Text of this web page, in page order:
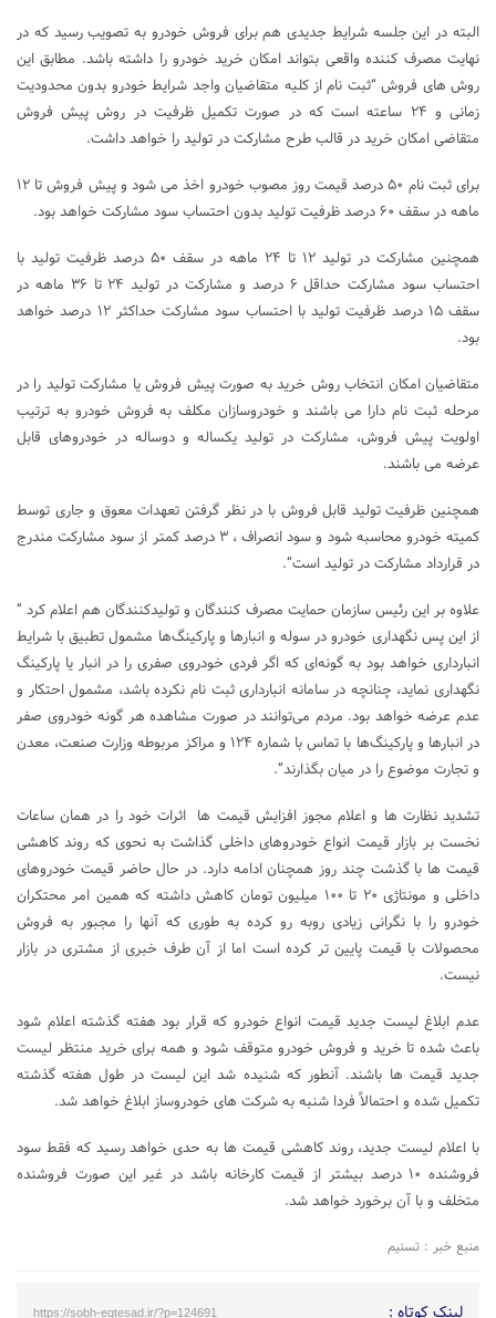
البته در این جلسه شرایط جدیدی هم برای فروش خودرو به تصویب رسید که در
نهایت مصرف کننده واقعی بتواند امکان خرید خودرو را داشته باشد. مطابق این
روش های فروش “ثبت نام از کلیه متقاضیان واجد شرایط خودرو بدون محدودیت
زمانی و ۲۴ ساعته است که در صورت تکمیل ظرفیت در روش پیش فروش
متقاضی امکان خرید در قالب طرح مشارکت در تولید را خواهد داشت.
برای ثبت نام ۵۰ درصد قیمت روز مصوب خودرو اخذ می شود و پیش فروش تا ۱۲
ماهه در سقف ۶۰ درصد ظرفیت تولید بدون احتساب سود مشارکت خواهد بود.
همچنین مشارکت در تولید ۱۲ تا ۲۴ ماهه در سقف ۵۰ درصد ظرفیت تولید با
احتساب سود مشارکت حداقل ۶ درصد و مشارکت در تولید ۲۴ تا ۳۶ ماهه در
سقف ۱۵ درصد ظرفیت تولید با احتساب سود مشارکت حداکثر ۱۲ درصد خواهد
بود.
متقاضیان امکان انتخاب روش خرید به صورت پیش فروش یا مشارکت تولید را در
مرحله ثبت نام دارا می باشند و خودروسازان مکلف به فروش خودرو به ترتیب
اولویت پیش فروش، مشارکت در تولید یکساله و دوساله در خودروهای قابل
عرضه می باشند.
همچنین ظرفیت تولید قابل فروش با در نظر گرفتن تعهدات معوق و جاری توسط
کمیته خودرو محاسبه شود و سود انصراف ، ۳ درصد کمتر از سود مشارکت مندرج
در قرارداد مشارکت در تولید است”.
علاوه بر این رئیس سازمان حمایت مصرف کنندگان و تولیدکنندگان هم اعلام کرد ”
از این پس نگهداری خودرو در سوله و انبار‌ها و پارکینگ‌ها مشمول تطبیق با شرایط
انبارداری خواهد بود به گونه‌ای که اگر فردی خودروی صفری را در انبار یا پارکینگ
نگهداری نماید، چنانچه در سامانه انبارداری ثبت نام نکرده باشد، مشمول احتکار و
عدم عرضه خواهد بود. مردم می‌توانند در صورت مشاهده هر گونه خودروی صفر
در انبار‌ها و پارکینگ‌ها با تماس با شماره ۱۲۴ و مراکز مربوطه وزارت صنعت، معدن
و تجارت موضوع را در میان بگذارند”.
تشدید نظارت ها و اعلام مجوز افزایش قیمت ها اثرات خود را در همان ساعات
نخست بر بازار قیمت انواع خودروهای داخلی گذاشت به نحوی که روند کاهشی
قیمت ها با گذشت چند روز همچنان ادامه دارد. در حال حاضر قیمت خودروهای
داخلی و مونتاژی ۲۰ تا ۱۰۰ میلیون تومان کاهش داشته که همین امر محتکران
خودرو را با نگرانی زیادی روبه رو کرده به طوری که آنها را مجبور به فروش
محصولات با قیمت پایین تر کرده است اما از آن طرف خبری از مشتری در بازار
نیست.
عدم ابلاغ لیست جدید قیمت انواع خودرو که قرار بود هفته گذشته اعلام شود
باعث شده تا خرید و فروش خودرو متوقف شود و همه برای خرید منتظر لیست
جدید قیمت ها باشند. آنطور که شنیده شد این لیست در طول هفته گذشته
تکمیل شده و احتمالاً فردا شنبه به شرکت های خودروساز ابلاغ خواهد شد.
با اعلام لیست جدید، روند کاهشی قیمت ها به حدی خواهد رسید که فقط سود
فروشنده ۱۰ درصد بیشتر از قیمت کارخانه باشد در غیر این صورت فروشنده
متخلف و با آن برخورد خواهد شد.
منبع خبر : تسنیم
لینک کوتاه : https://sobh-eqtesad.ir/?p=124691